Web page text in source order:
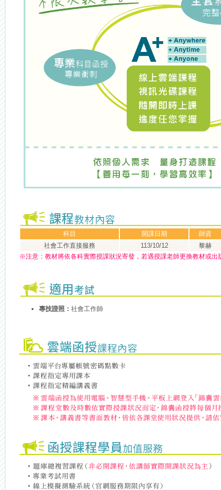
科目 開課日期
師資
社會工作直接服務
113/10/12
黎赫
※注意： 教材將依各科實際授課狀況寄發，若遇授課老師更換教材或
專技證照： 社會工作師